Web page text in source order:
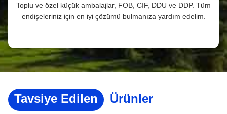
Toplu ve özel küçük ambalajlar, FOB, CIF, DDU ve DDP. Tüm
endişeleriniz için en iyi çözümü bulmanıza yardım edelim.
Tavsiye Edilen Ürünler